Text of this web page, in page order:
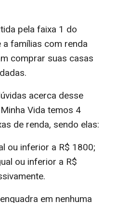
pela faixa 1 do
famílias com renda
comprar suas casas
acerca desse
Vida temos 4
de renda, sendo elas:
ou inferior a R$ 1800;
ou inferior a R$
em nenhuma